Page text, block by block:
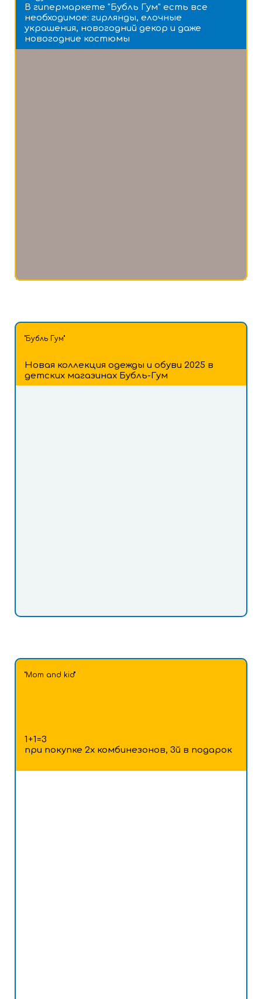
В гипермаркете "Бубль Гум" есть все
необходимое: гирлянды, елочные
украшения, новогодний декор и даже
новогодние костюмы
"Бубль Гум"
Новая коллекция одежды и обуви 2025 в
детских магазинах Бубль-Гум
"Mom and kid"
1+1=3
при покупке 2х комбинезонов, 3й в подарок